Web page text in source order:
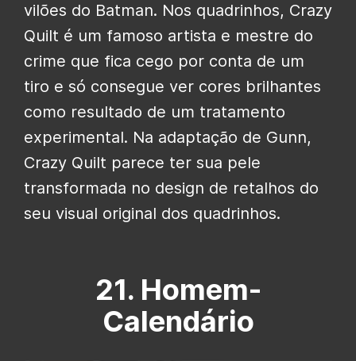
vilões do Batman. Nos quadrinhos, Crazy
Quilt é um famoso artista e mestre do
crime que fica cego por conta de um
tiro e só consegue ver cores brilhantes
como resultado de um tratamento
experimental. Na adaptação de Gunn,
Crazy Quilt parece ter sua pele
transformada no design de retalhos do
seu visual original dos quadrinhos.
21. Homem-
Calendário